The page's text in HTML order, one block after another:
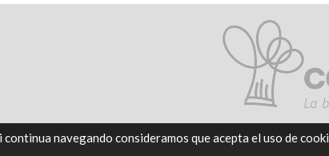
navegando consideramos que acepta el uso de